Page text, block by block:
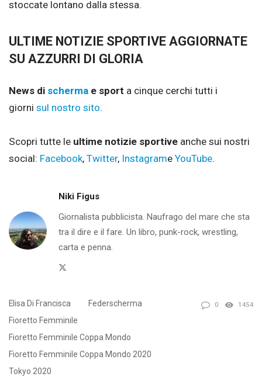
stoccate lontano dalla stessa.
ULTIME NOTIZIE SPORTIVE AGGIORNATE
SU AZZURRI DI GLORIA
News di scherma e sport a cinque cerchi tutti i
giorni sul nostro sito.
Scopri tutte le ultime notizie sportive anche sui nostri
social: Facebook, Twitter, Instagrame YouTube.
Niki Figus
Giornalista pubblicista. Naufrago del mare che sta
tra il dire e il fare. Un libro, punk-rock, wrestling,
carta e penna.
Elisa Di Francisca
Federscherma
Fioretto Femminile
Fioretto Femminile Coppa Mondo
Fioretto Femminile Coppa Mondo 2020
Tokyo 2020
0 1454